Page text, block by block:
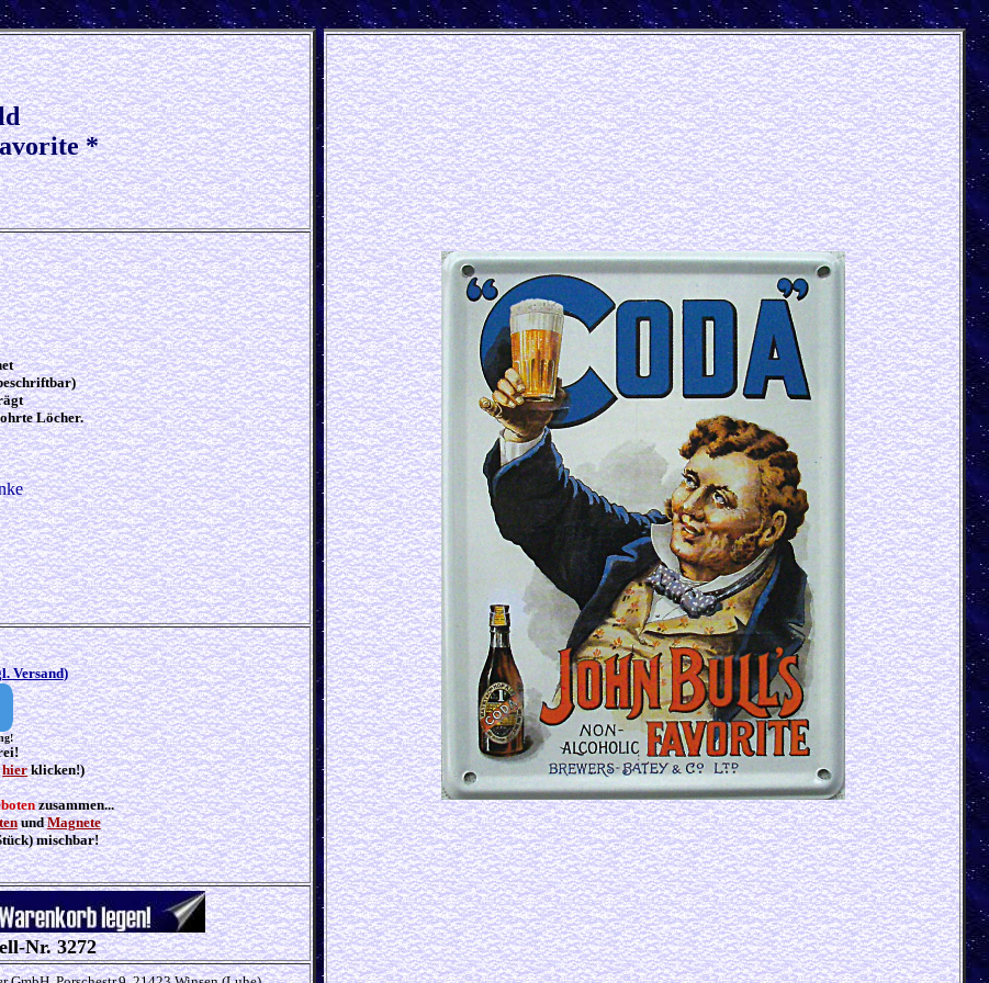
*
Löcher.
Versand)
hierklicken!)
zusammen...
und Magnete
mischbar!
Nr. 3272